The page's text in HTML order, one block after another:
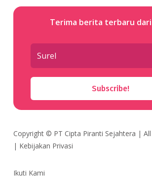
Terima berita terbaru dari
Subscribe!
Copyright © PT Cipta Piranti Sejahtera |
| Kebijakan Privasi
Ikuti Kami